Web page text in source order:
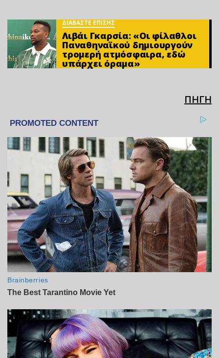
ΔΙΑΒΑΣΤΕ ΕΠΙΣΗΣ
Λιβάι Γκαρσία: «Οι φίλαθλοι
Παναθηναϊκού δημιουργούν
τρομερή ατμόσφαιρα, εδώ
υπάρχει όραμα»
ΠΗΓΗ